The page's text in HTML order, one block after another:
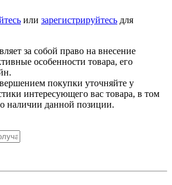
или зарегистрируйтесь для
за собой право на внесение
особенности товара, его
покупки уточняйте у
интересующего вас товара, в том
наличии данной позиции.